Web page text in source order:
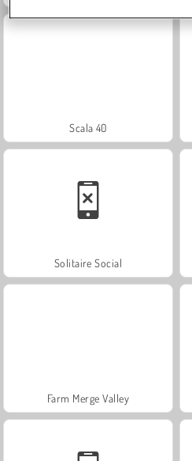
Scala 40
Solitaire Social
Farm Merge Valley